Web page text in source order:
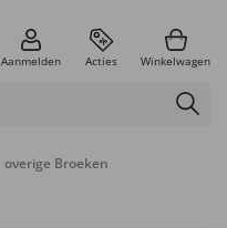
Aanmelden Acties Winkelwagen
overige Broeken